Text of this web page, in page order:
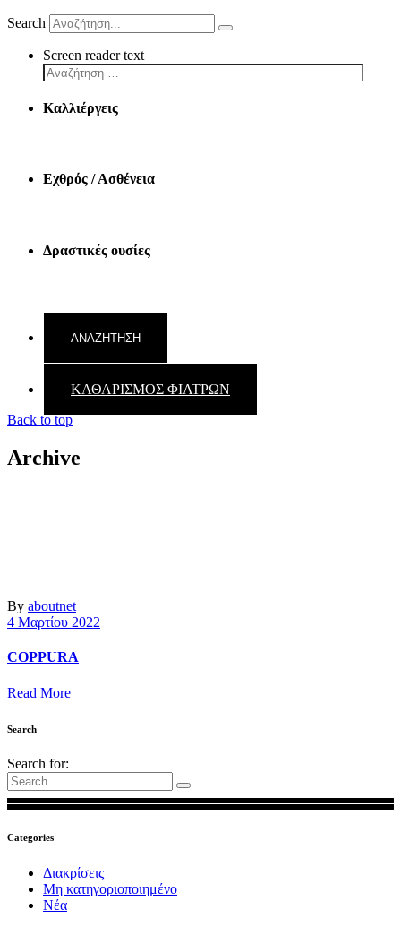
Search
Screen reader text
Καλλιέργεις
Εχθρός / Ασθένεια
Δραστικές ουσίες
ΚΑΘΑΡΙΣΜΟΣ ΦΙΛΤΡΩΝ
Back to top
Archive
By aboutnet
4 Μαρτίου 2022
COPPURA
Read More
Search
Search for:
Categories
Διακρίσεις
Μη κατηγοριοποιημένο
Νέα